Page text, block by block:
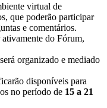
virtual de
que poderão participar
e comentários.
do Fórum,
organizado e mediado
disponíveis para
no período de 15 a 21